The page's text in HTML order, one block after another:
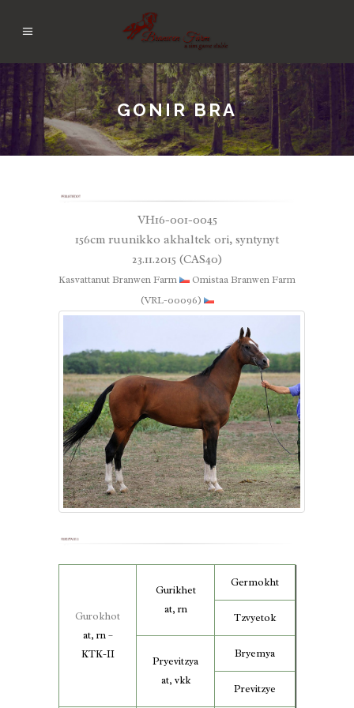
GONIR BRA
VH16-001-0045
156cm ruunikko akhaltek ori, syntynyt
23.11.2015 (CAS40)
Kasvattanut Branwen Farm
Omistaa Branwen Farm
(VRL-00096)
Gurokhot
at, rn –
KTK-II
Gurikhet
at, rn
Germokht
Tzvyetok
Pryevitzya
at, vkk
Bryemya
Previtzye